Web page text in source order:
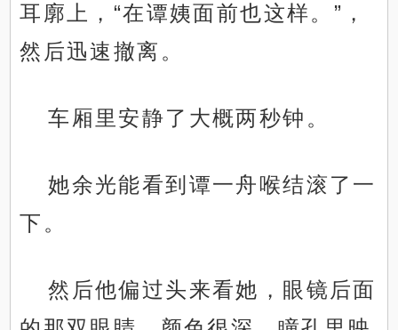
耳廓上，“在谭姨面前也这样。”，
然后迅速撤离。
车厢里安静了大概两秒钟。
她余光能看到谭一舟喉结滚了一
下。
然后他偏过头来看她，眼镜后面